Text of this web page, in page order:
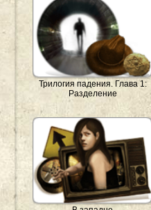
Трилогия падения. Глава 1:
Разделение